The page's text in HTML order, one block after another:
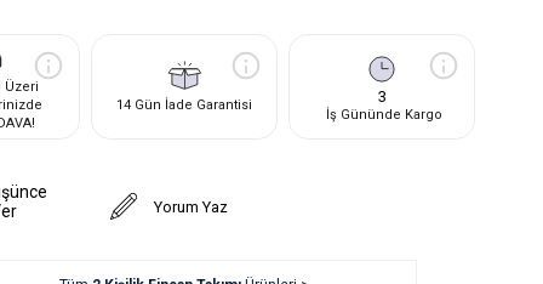
Üzeri
14 Gün İade Garantisi 3
İş Gününde Kargo
Yorum Yaz